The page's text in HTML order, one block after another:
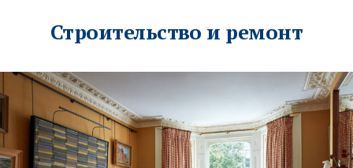
Строительство и ремонт